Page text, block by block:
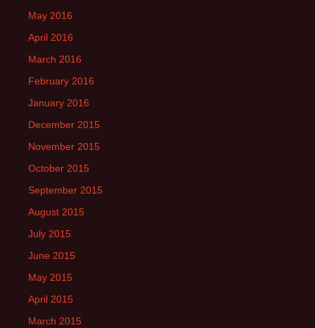
May 2016
April 2016
March 2016
February 2016
January 2016
December 2015
November 2015
October 2015
September 2015
August 2015
July 2015
June 2015
May 2015
April 2015
March 2015